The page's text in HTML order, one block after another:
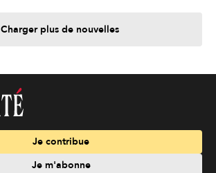
Charger plus de nouvelles
Je contribue
Je m'abonne